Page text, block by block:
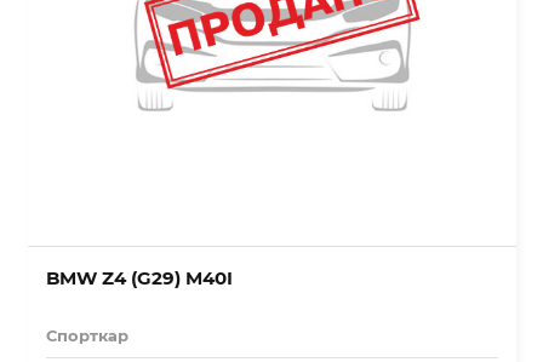
BMW Z4 (G29) M40I
Спорткар